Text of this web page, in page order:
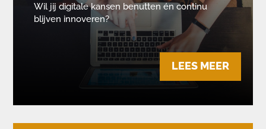
Wil jij digitale kansen benutten én continu
blijven innoveren?
LEES MEER